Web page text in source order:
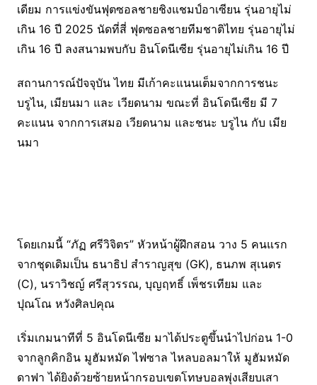
เดียม การแข่งขันฟุตซอลชายชิงแชมป์อาเซียน รุ่นอายุไม่
เกิน 16 ปี 2025 นัดที่สี่ ฟุตซอลชายทีมชาติไทย รุ่นอายุไม่
เกิน 16 ปี ลงสนามพบกับ อินโดนีเซีย รุ่นอายุไม่เกิน 16 ปี
สถานการณ์ปัจจุบัน ไทย มีเก้าคะแนนเต็มจากการชนะ
บรูไน, เมียนมา และ เวียดนาม ขณะที่ อินโดนีเซีย มี 7
คะแนน จากการเสมอ เวียดนาม และชนะ บรูไน กับ เมีย
นมา
โดยเกมนี้ “ภัฏ ศรีวิจิตร” หัวหน้าผู้ฝึกสอน วาง 5 คนแรก
จากชุดเดิมเป็น ธนาธิป สำราญสุข (GK), ธนภพ สุเนตร
(C), นราวิชญ์ ศรีสุวรรณ, บุญฤทธิ์ เพ็ชรเทียม และ
ปุณโณ หวังศิลปคุณ
เริ่มเกมนาทีที่ 5 อินโดนีเซีย มาได้ประตูขึ้นนำไปก่อน 1-0
จากลูกคิกอิน มูฮัมหมัด ไฟซาล ไหลบอลมาให้ มูฮัมหมัด
ดาฟา ได้ยิงด้วยซ้ายหน้ากรอบเขตโทษบอลพุ่งเสียบเสา